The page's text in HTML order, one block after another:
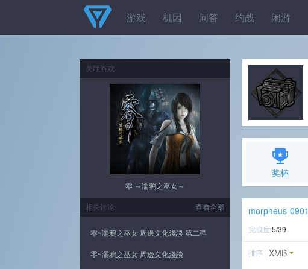
游戏 机因 问答 约战 闲游
奖杯
morpheus-0901
完成度 5/39
排序 XMB
关联游戏
零 ～濡鸦之巫女～
查看全部
相关讨论
零~濡鴉之巫女 周邊文化淺談 第二彈
零~濡鴉之巫女 周邊文化淺談